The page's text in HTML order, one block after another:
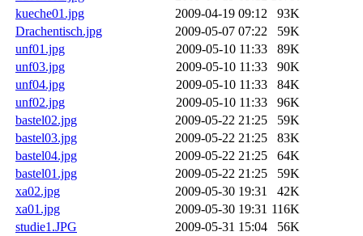
kueche01.jpg
2009-04-19 09:12
93K
Drachentisch.jpg
2009-05-07 07:22
59K
unf01.jpg
2009-05-10 11:33
89K
unf03.jpg
2009-05-10 11:33
90K
unf04.jpg
2009-05-10 11:33
84K
unf02.jpg
2009-05-10 11:33
96K
bastel02.jpg
2009-05-22 21:25
59K
bastel03.jpg
2009-05-22 21:25
83K
bastel04.jpg
2009-05-22 21:25
64K
bastel01.jpg
2009-05-22 21:25
59K
xa02.jpg
2009-05-30 19:31
42K
xa01.jpg
2009-05-30 19:31 116K
studie1.JPG
2009-05-31 15:04
56K